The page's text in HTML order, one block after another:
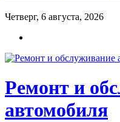
Четверг, 6 августа, 2026
Ремонт и
автомобиля